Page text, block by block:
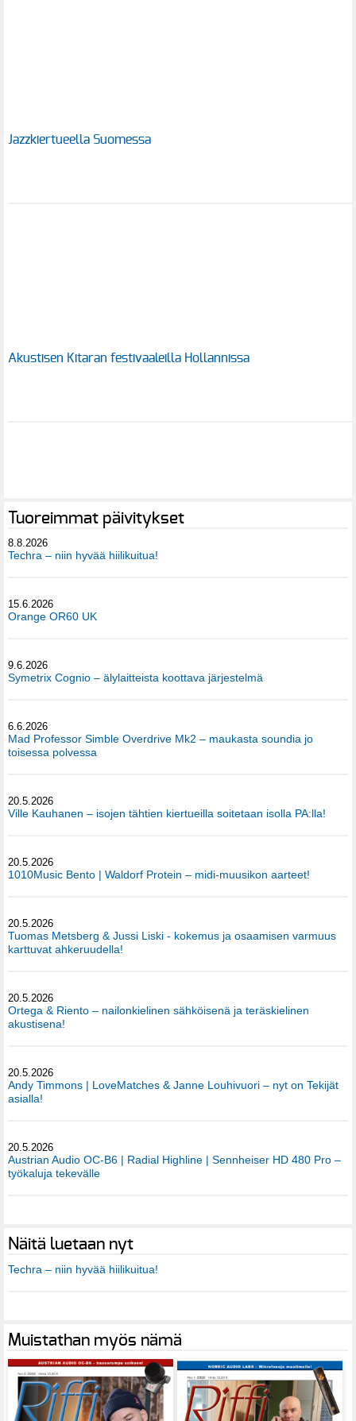
Jazzkiertueella Suomessa
Akustisen Kitaran festivaaleilla Hollannissa
Tuoreimmat päivitykset
8.8.2026
Techra – niin hyvää hiilikuitua!
15.6.2026
Orange OR60 UK
9.6.2026
Symetrix Cognio – älylaitteista koottava järjestelmä
6.6.2026
Mad Professor Simble Overdrive Mk2 – maukasta soundia jo
toisessa polvessa
20.5.2026
Ville Kauhanen – isojen tähtien kiertueilla soitetaan isolla PA:lla!
20.5.2026
1010Music Bento | Waldorf Protein – midi-muusikon aarteet!
20.5.2026
Tuomas Metsberg & Jussi Liski - kokemus ja osaamisen varmuus
karttuvat ahkeruudella!
20.5.2026
Ortega & Riento – nailonkielinen sähköisenä ja teräskielinen
akustisena!
20.5.2026
Andy Timmons | LoveMatches & Janne Louhivuori – nyt on Tekijät
asialla!
20.5.2026
Austrian Audio OC-B6 | Radial Highline | Sennheiser HD 480 Pro –
työkaluja tekevälle
Näitä luetaan nyt
Techra – niin hyvää hiilikuitua!
Muistathan myös nämä